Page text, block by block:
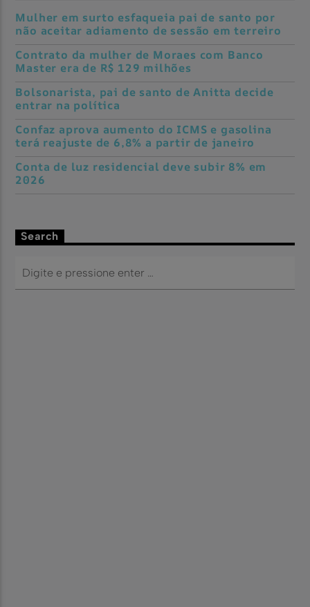
Mulher em surto esfaqueia pai de santo por
não aceitar adiamento de sessão em terreiro
Contrato da mulher de Moraes com Banco
Master era de R$ 129 milhões
Bolsonarista, pai de santo de Anitta decide
entrar na política
Confaz aprova aumento do ICMS e gasolina
terá reajuste de 6,8% a partir de janeiro
Conta de luz residencial deve subir 8% em
2026
Search